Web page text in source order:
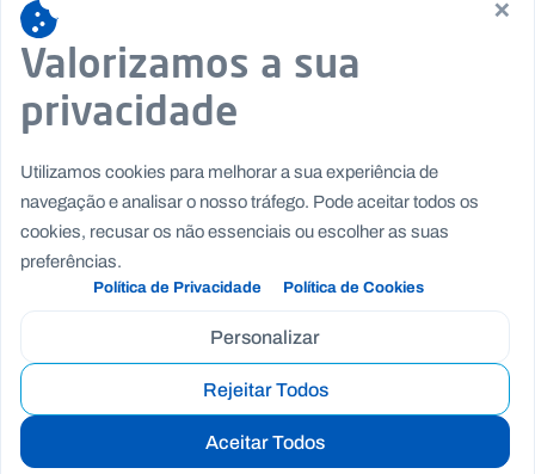
Família Salesiana
Missão Dom Bosco
Copyright © Fundação Salesianos
Politica de Cookies |Termos e Condições
Valorizamos a sua
privacidade
Utilizamos cookies para melhorar a sua experiência de
navegação e analisar o nosso tráfego. Pode aceitar todos os
cookies, recusar os não essenciais ou escolher as suas
preferências.
Política de Privacidade Política de Cookies
Personalizar
Rejeitar Todos
Aceitar Todos